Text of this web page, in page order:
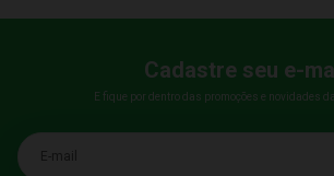
Cadastre seu e-
E fique por dentro das promoções e novidades
E-mail